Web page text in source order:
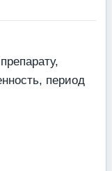
период